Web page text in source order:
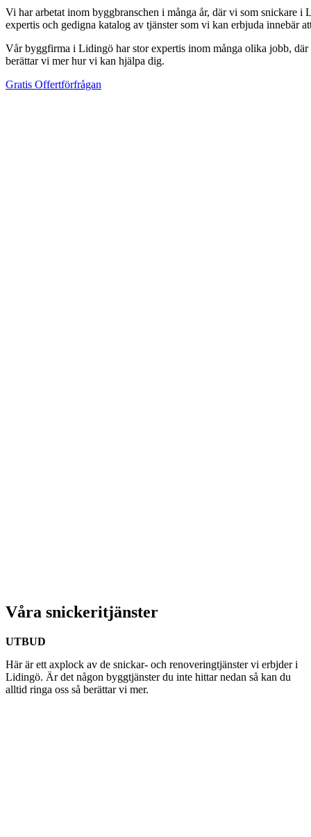
Vi har arbetat inom byggbranschen i många år, där vi som snickare
expertis och gedigna katalog av tjänster som vi kan erbjuda innebär
Vår byggfirma i Lidingö har stor expertis inom många olika jobb,
berättar vi mer hur vi kan hjälpa dig.
Gratis Offertförfrågan
Våra snickeritjänster
UTBUD
Här är ett axplock av de snickar- och renoveringtjänster vi erbjder i
Lidingö. Är det någon byggtjänster du inte hittar nedan så kan du
alltid ringa oss så berättar vi mer.